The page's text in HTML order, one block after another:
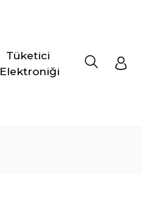
Tüketici
Elektroniği